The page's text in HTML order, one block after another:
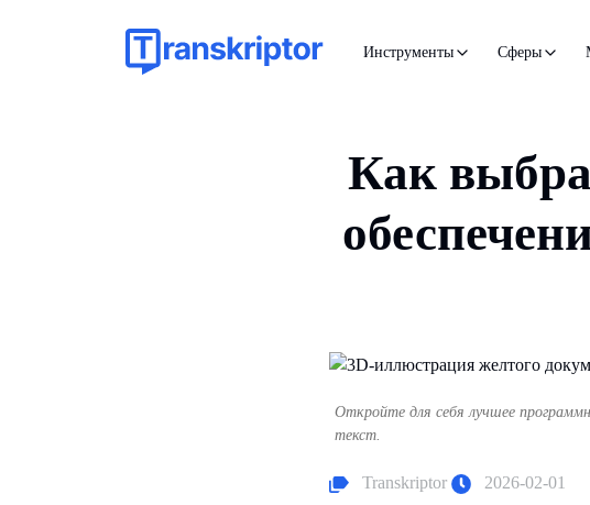
Инструменты Сферы
Как
Откройте для себя лучшее
текст.
Transkriptor 2026-02-01